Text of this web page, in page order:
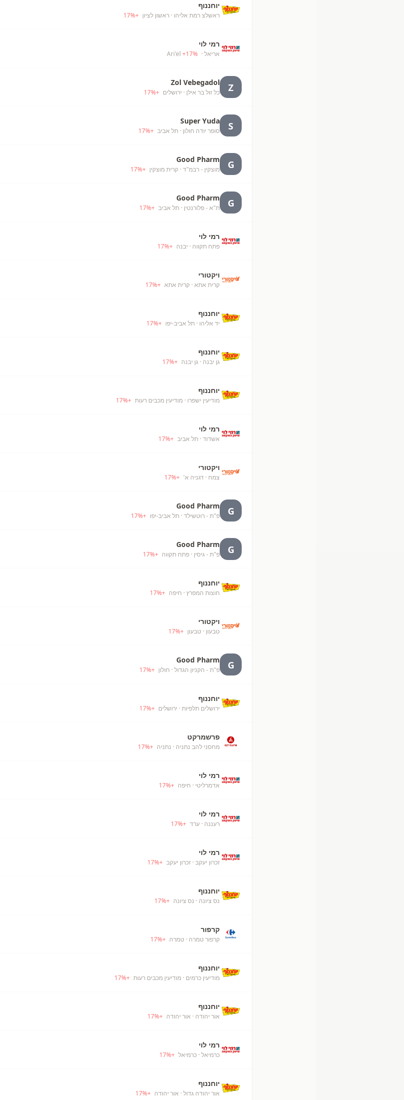
יוחננוף
ראשלצ רמת אליהו · ראשון לציון +
17%
רמי לוי
אריאל · Ari'el
+17%
Z
Zol Vebegadol
כל זול בר אילן · ירושלים +
17%
S
Super Yuda
סופר יודה חולון · תל אביב +
17%
G
Good Pharm
מוצקין - רבמ"ד · קרית מוצקין +
17%
G
Good Pharm
ת"א - פלורנטין · תל אביב +
17%
רמי לוי
פתח תקווה · יבנה +
17%
ויקטורי
קרית אתא · קרית אתא +
17%
יוחננוף
יד אליהו · תל אביב-יפו +
17%
יוחננוף
גן יבנה · גן יבנה +
17%
יוחננוף
מודיעין ישפרו · מודיעין מכבים רעות +
17%
רמי לוי
אשדוד · תל אביב +
17%
ויקטורי
צמח · דגניה א' +
17%
G
Good Pharm
פ"ת - רוטשילד · תל אביב-יפו +
17%
G
Good Pharm
פ"ת - גיסין · פתח תקווה +
17%
יוחננוף
חוצות המפרץ · חיפה +
17%
ויקטורי
טבעון · טבעון +
17%
G
Good Pharm
פ"ת - הקניון הגדול · חולון +
17%
יוחננוף
ירושלים תלפיות · ירושלים +
17%
פרשמרקט
מחסני להב נתניה · נתניה +
17%
רמי לוי
אדמרליטי · חיפה +
17%
רמי לוי
רעננה · ערד +
17%
רמי לוי
זכרון יעקב · זכרון יעקב +
17%
יוחננוף
נס ציונה · נס ציונה +
17%
קרפור
קרפור טמרה · טמרה +
17%
יוחננוף
מודיעין כרמים · מודיעין מכבים רעות +
17%
יוחננוף
אור יהודה · אור יהודה +
17%
רמי לוי
כרמיאל · כרמיאל +
17%
יוחננוף
אור יהודה גדול · אור יהודה +
17%